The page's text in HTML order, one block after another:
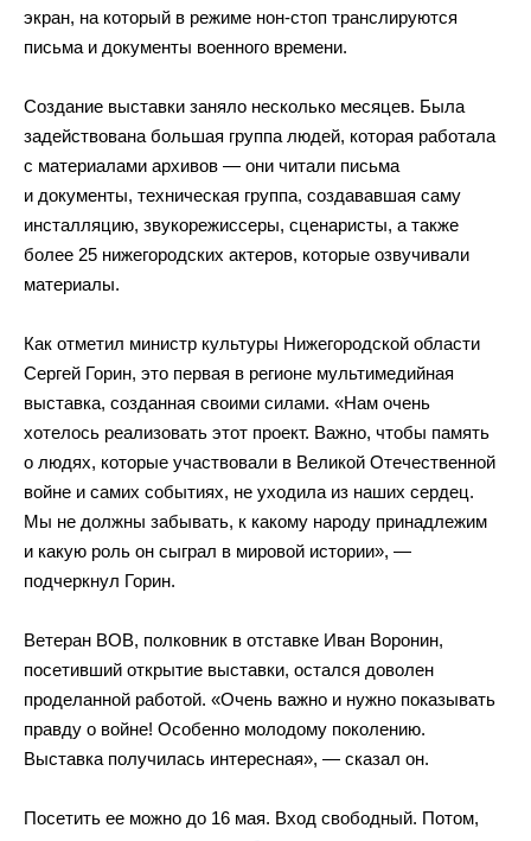
экран, на который в режиме нон-стоп транслируются
письма и документы военного времени.
Создание выставки заняло несколько месяцев. Была
задействована большая группа людей, которая работала
с материалами архивов — они читали письма
и документы, техническая группа, создававшая саму
инсталляцию, звукорежиссеры, сценаристы, а также
более 25 нижегородских актеров, которые озвучивали
материалы.
Как отметил министр культуры Нижегородской области
Сергей Горин, это первая в регионе мультимедийная
выставка, созданная своими силами. «Нам очень
хотелось реализовать этот проект. Важно, чтобы память
о людях, которые участвовали в Великой Отечественной
войне и самих событиях, не уходила из наших сердец.
Мы не должны забывать, к какому народу принадлежим
и какую роль он сыграл в мировой истории», —
подчеркнул Горин.
Ветеран ВОВ, полковник в отставке Иван Воронин,
посетивший открытие выставки, остался доволен
проделанной работой. «Очень важно и нужно показывать
правду о войне! Особенно молодому поколению.
Выставка получилась интересная», — сказал он.
Посетить ее можно до 16 мая. Вход свободный. Потом,